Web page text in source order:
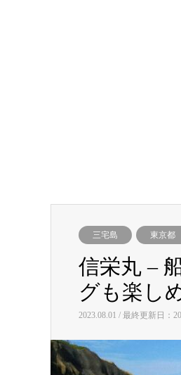
三宅島 東京都
信栄丸 –
グも楽し
2023.08.01 / 最終更新日：